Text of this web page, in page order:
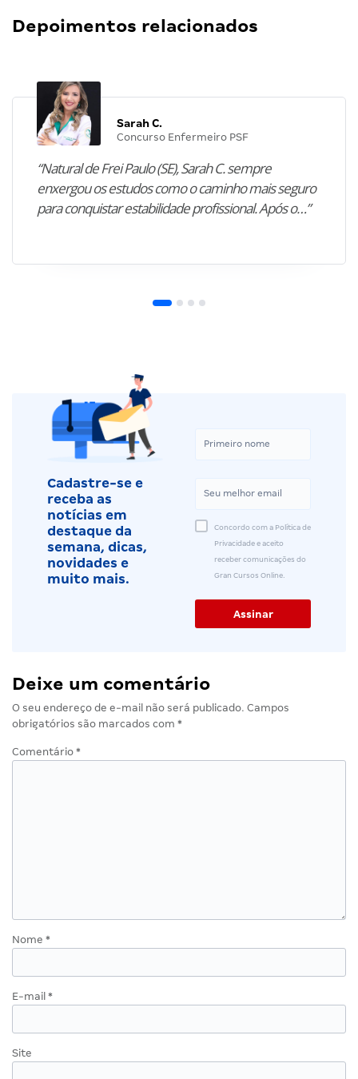
Depoimentos relacionados
Sarah C.
Concurso Enfermeiro PSF
“Natural de Frei Paulo (SE), Sarah C. sempre
enxergou os estudos como o caminho mais seguro
para conquistar estabilidade profissional. Após o…”
Cadastre-se e
receba as
notícias em
destaque da
semana, dicas,
novidades e
muito mais.
Concordo com a Política de
Privacidade e aceito
receber comunicações do
Gran Cursos Online.
Deixe um comentário
O seu endereço de e-mail não será publicado. Campos
obrigatórios são marcados com *
Comentário *
Nome *
E-mail *
Site